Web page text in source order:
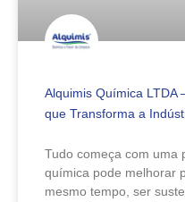
Alquimis Química LTDA
que Transforma a
Tudo começa com uma
química pode melhorar
mesmo tempo, ser